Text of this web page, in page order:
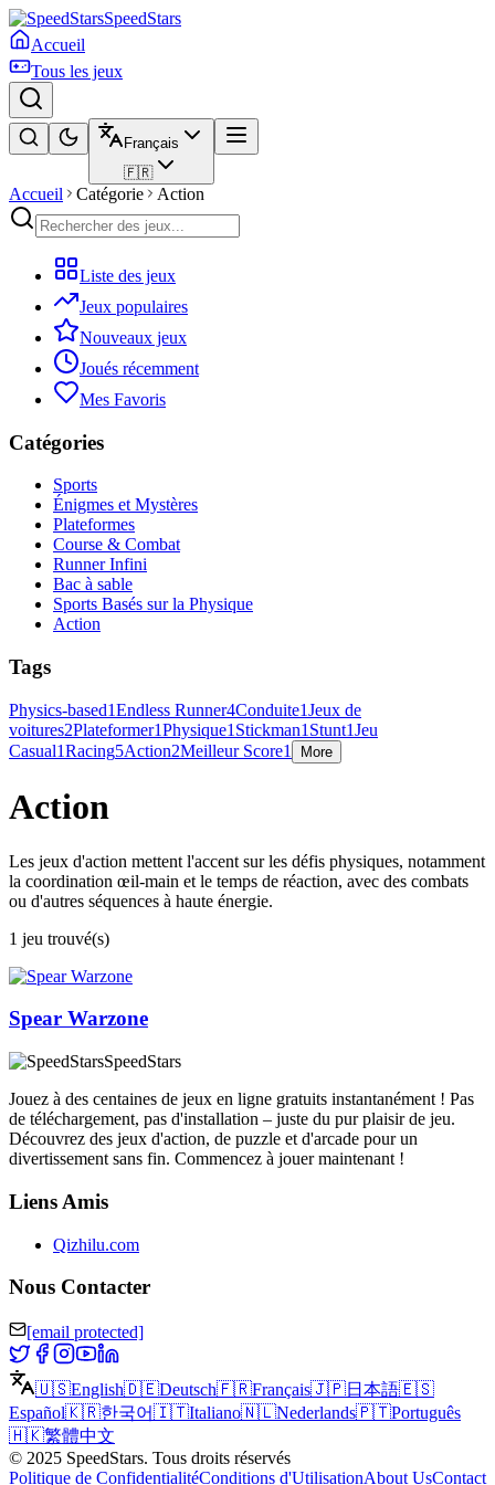
SpeedStars
Accueil
Tous les jeux
Français
🇫🇷
Accueil Catégorie Action
Liste des jeux
Jeux populaires
Nouveaux jeux
Joués récemment
Mes Favoris
Catégories
Sports
Énigmes et Mystères
Plateformes
Course & Combat
Runner Infini
Bac à sable
Sports Basés sur la Physique
Action
Tags
Physics-based1Endless Runner4Conduite1Jeux de
voitures2Plateformer1Physique1 Stickman1 Stunt1Jeu
Casual1Racing5Action2Meilleur Score1 More
Action
Les jeux d'action mettent l'accent sur les défis physiques, notamment
la coordination œil-main et le temps de réaction, avec des combats
ou d'autres séquences à haute énergie.
1 jeu trouvé(s)
Spear Warzone
SpeedStars
Jouez à des centaines de jeux en ligne gratuits instantanément ! Pas
de téléchargement, pas d'installation – juste du pur plaisir de jeu.
Découvrez des jeux d'action, de puzzle et d'arcade pour un
divertissement sans fin. Commencez à jouer maintenant !
Liens Amis
Qizhilu.com
Nous Contacter
[email protected]
🇺🇸English🇩🇪Deutsch🇫🇷Français🇯🇵日本語🇪🇸
Español🇰🇷한국어🇮🇹Italiano🇳🇱Nederlands🇵🇹Português
🇭🇰繁體中文
© 2025 SpeedStars. Tous droits réservés
Politique de ConfidentialitéConditions d'UtilisationAbout UsContact